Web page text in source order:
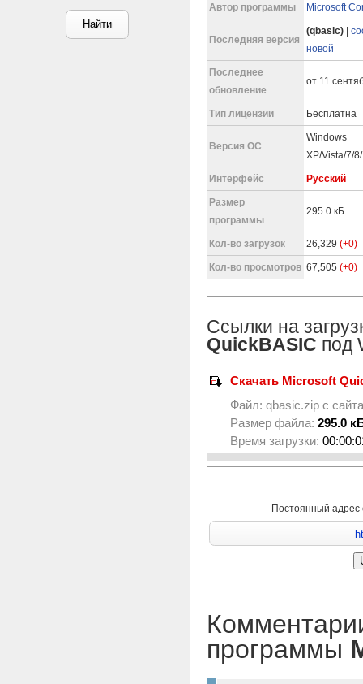
Автор программы Microsoft
Последняя версия
(qbasic) |
новой
Последнее
обновление
от 11
Тип лицензии Бесплатна
Версия ОС
Windows
XP/Vista/7/
Интерфейс Русский
Размер
программы
295.0 кБ
Кол-во загрузок 26,329 (+0)
Кол-во просмотров 67,505 (+0)
Ссылки на
QuickBASIC под
Скачать Microsoft
Файл: qbasic.zip с
Размер файла: 295.0
Время загрузки:
Постоянный
программы